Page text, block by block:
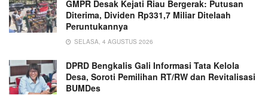
GMPR Desak Kejati Riau Bergerak: Putusan
Diterima, Dividen Rp331,7 Miliar Ditelaah
Peruntukannya
SELASA, 4 AGUSTUS 2026
DPRD Bengkalis Gali Informasi Tata Kelola
Desa, Soroti Pemilihan RT/RW dan Revitalisasi
BUMDes